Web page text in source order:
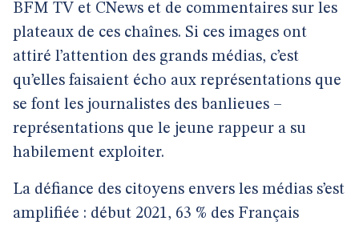
BFM TV et CNews et de commentaires sur les
plateaux de ces chaînes. Si ces images ont
attiré l’attention des grands médias, c’est
qu’elles faisaient écho aux représentations que
se font les journalistes des banlieues –
représentations que le jeune rappeur a su
habilement exploiter.
La défiance des citoyens envers les médias s’est
amplifiée : début 2021, 63 % des Français